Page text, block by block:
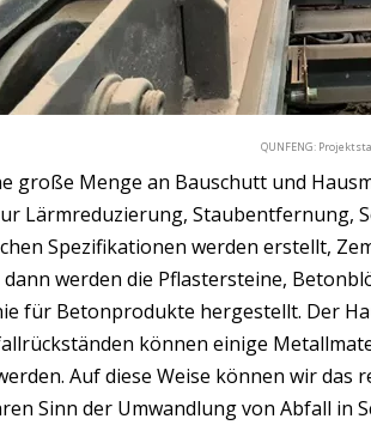
QUNFENG:
große Menge an Bauschutt und
Lärmreduzierung,
Spezifikationen werden erstellt,
werden die Pflastersteine,
für Betonprodukte hergestellt. Der
können einige
Auf diese Weise können wir das
Sinn der Umwandlung von Abfall in